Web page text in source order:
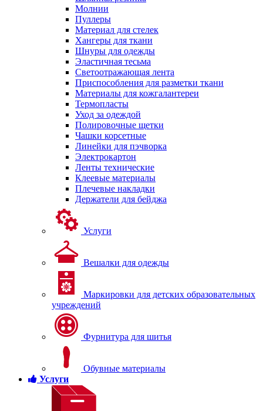
Молнии
Пуллеры
Материал для стелек
Хангеры для ткани
Шнуры для одежды
Эластичная тесьма
Светоотражающая лента
Приспособления для разметки ткани
Материалы для кожгалантереи
Термопласты
Уход за одеждой
Полировочные щетки
Чашки корсетные
Линейки для пэчворка
Электрокартон
Ленты технические
Клеевые материалы
Плечевые накладки
Держатели для бейджа
Услуги
Вешалки для одежды
Маркировки для детских образовательных
учреждений
Фурнитура для шитья
Обувные материалы
Услуги